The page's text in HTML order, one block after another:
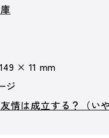
× 11 mm
ジ
情は成立する？（い